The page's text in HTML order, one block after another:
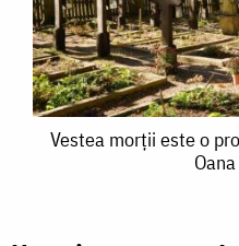
Vestea
Vestea morții este o